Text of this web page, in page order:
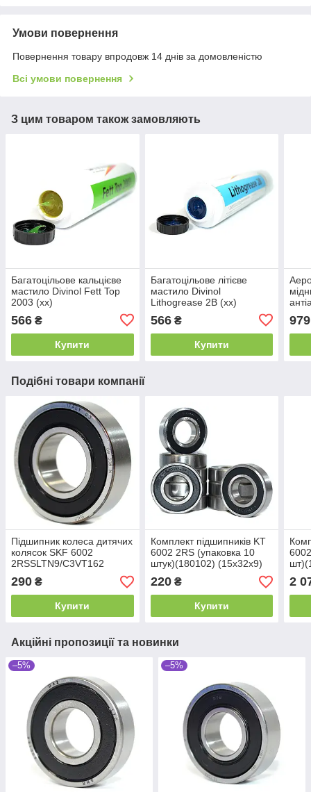
Умови повернення
Повернення товару впродовж 14 днів за домовленістю
Всі умови повернення
З цим товаром також замовляють
Багатоцільове кальцієве
мастило Divinol Fett Top
2003 (xx)
566 ₴
Купити
Багатоцільове літієве
мастило Divinol
Lithogrease 2B (xx)
566₴
Купити
979
Подібні товари компанії
Підшипник колеса дитячих
колясок SKF 6002
2RSSLTN9/C3VT162
(180102) (15x32x9)
290 ₴
Купити
Комплект підшипників KT
6002 2RS (упаковка 10
штук)(180102) (15x32x9)
220₴
Купити
2
Акційні пропозиції та новинки
–5% –5%